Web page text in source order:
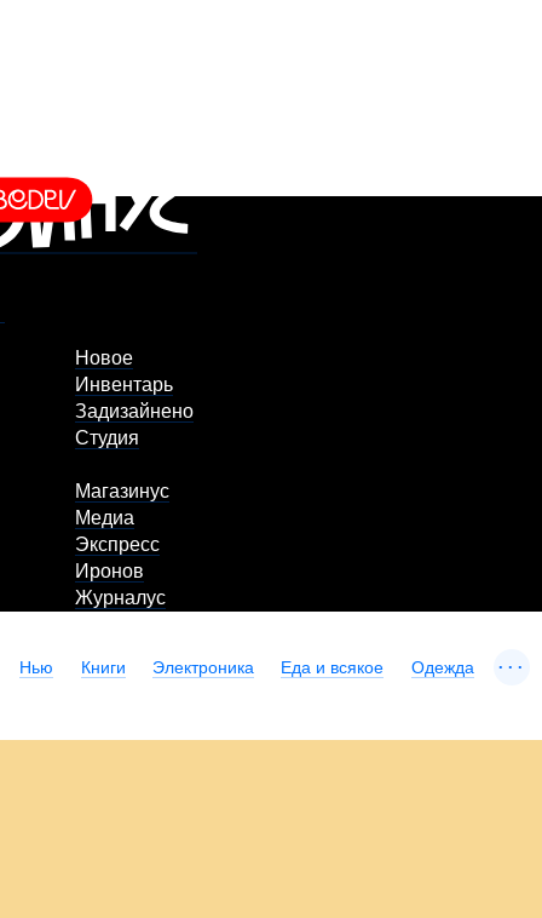
Новое
Инвентарь
Задизайнено
Студия
Магазинус
Медиа
Экспресс
Иронов
Журналус
Нью Книги Электроника Еда и всякое Одежда ...